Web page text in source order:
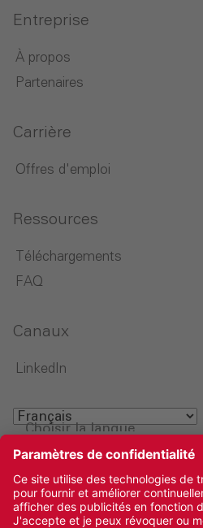
Entreprise
À propos
Partenaires
Carrière
Offres d'emploi
Ressources
Téléchargements
FAQ
Canaux
LinkedIn
Choisir la langue